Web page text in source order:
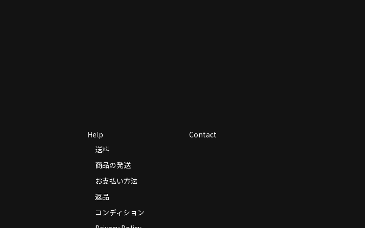
Help
送料
商品の発送
お支払い方法
返品
コンディション
Contact